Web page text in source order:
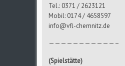
Tel.: 0371 / 2623121
Mobil: 0174 / 4658597
info@vfl-chemnitz.de
———————————–
(Spielstätte)